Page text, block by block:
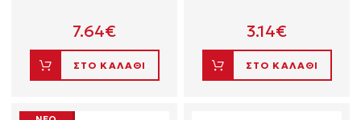
7.64€
ΣΤΟ ΚΑΛΑΘΙ
3.14€
ΣΤΟ ΚΑΛΑΘΙ